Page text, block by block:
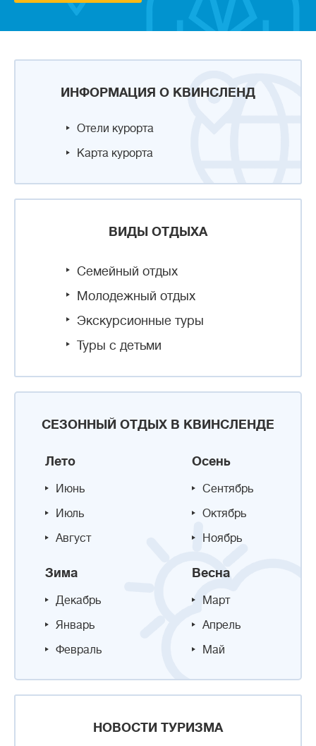
ИНФОРМАЦИЯ О КВИНСЛЕНД
Отели курорта
Карта курорта
ВИДЫ ОТДЫХА
Семейный отдых
Молодежный отдых
Экскурсионные туры
Туры с детьми
СЕЗОННЫЙ ОТДЫХ В КВИНСЛЕНДЕ
Лето
Июнь
Июль
Август
Осень
Сентябрь
Октябрь
Ноябрь
Зима
Декабрь
Январь
Февраль
Весна
Март
Апрель
Май
НОВОСТИ ТУРИЗМА